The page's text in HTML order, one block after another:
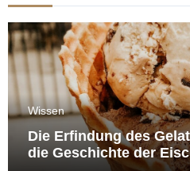
Wissen
Die Erfindung des
die Geschichte der